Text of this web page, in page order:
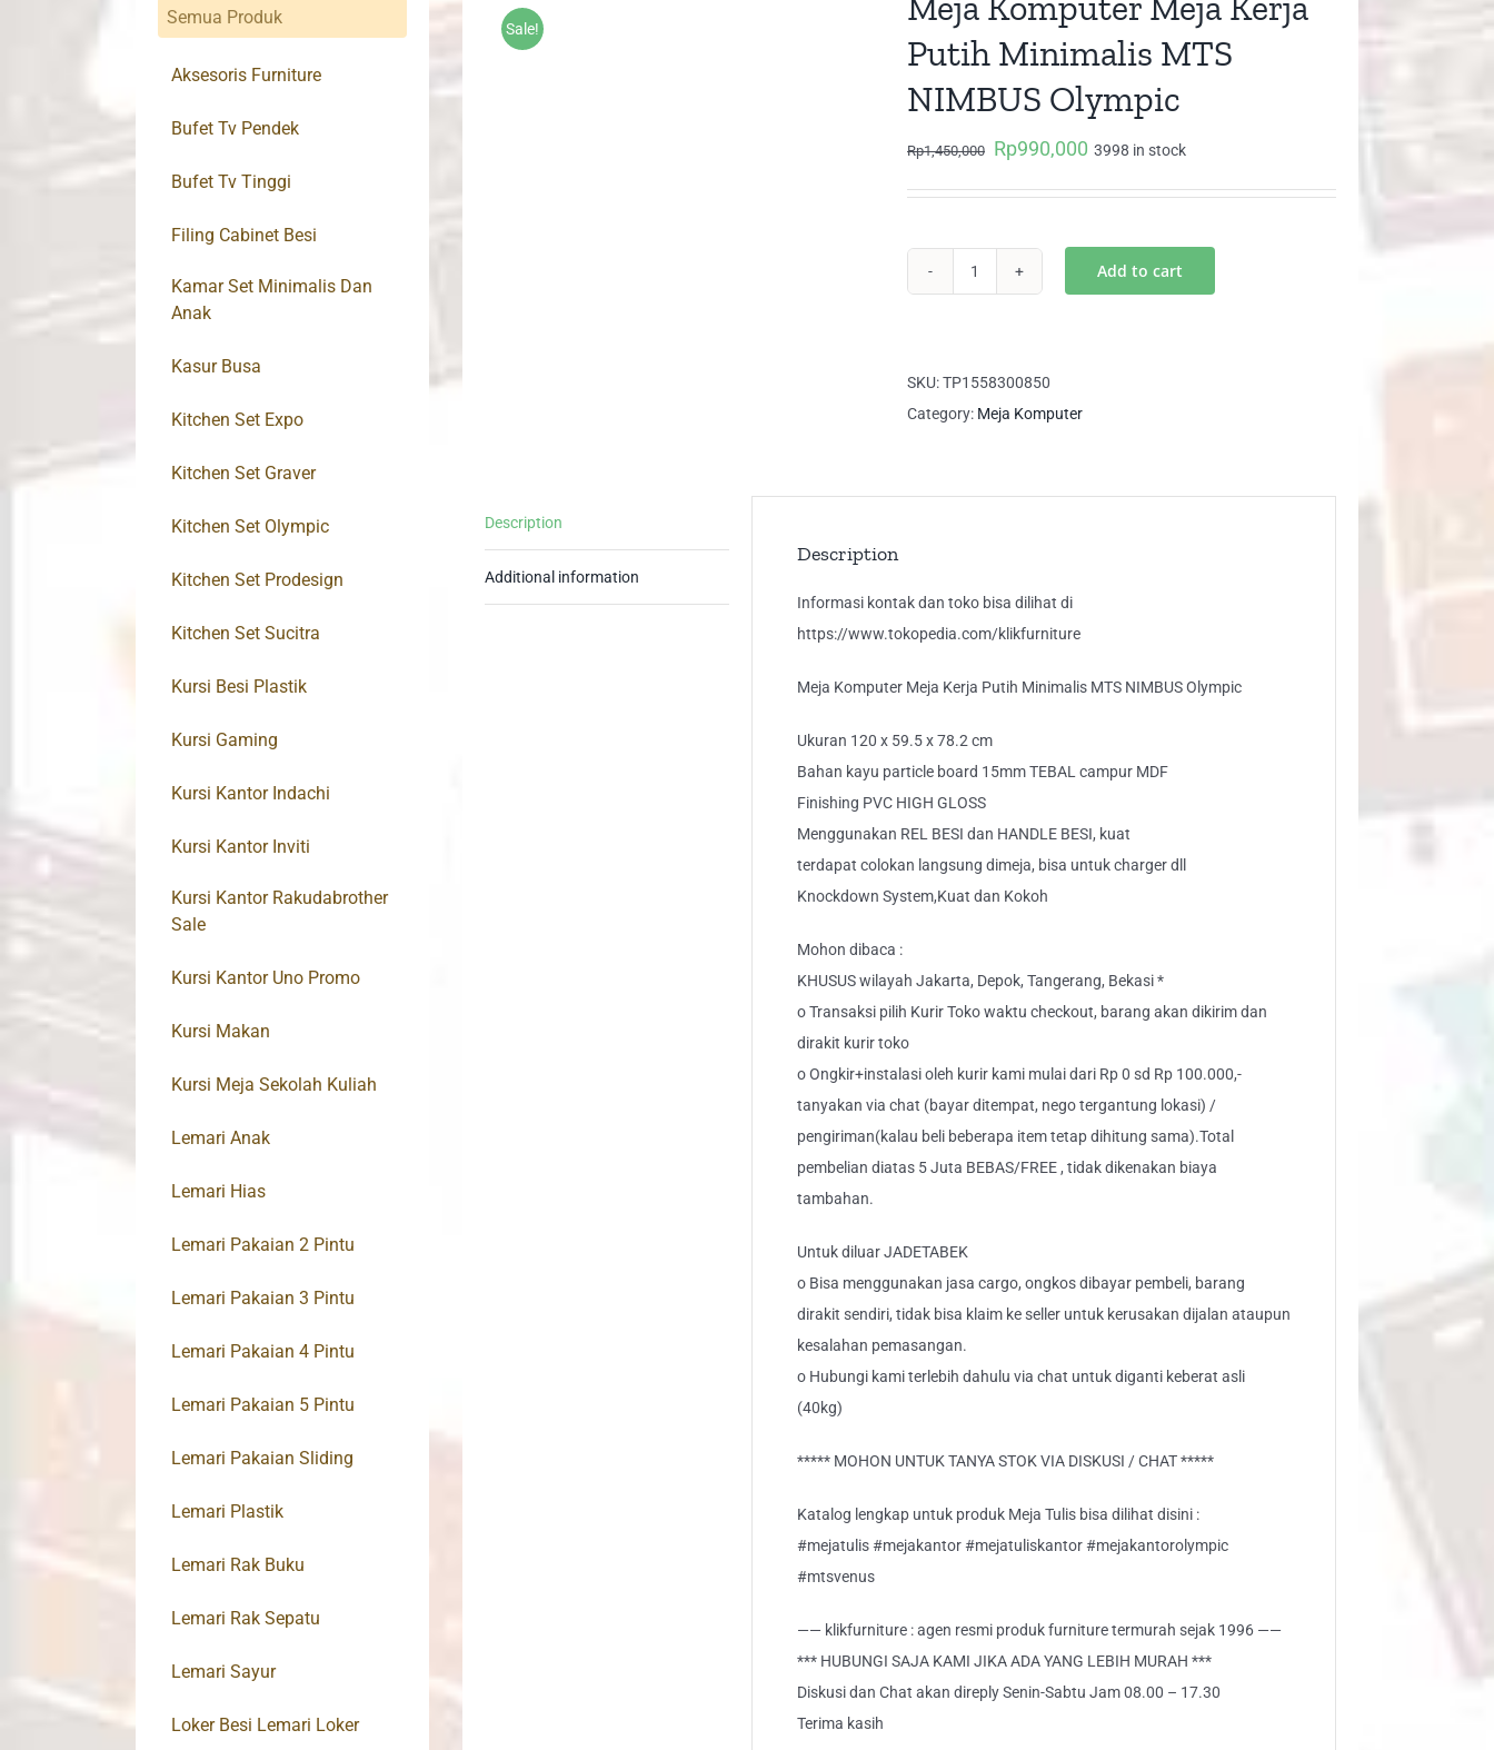
Sale!
Putih Minimalis MTS
NIMBUS Olympic
Rp1,450,000
Original
Rp990,000 Current
3998 in stock
Kerja
Putih
NIMBUS
Add to cart
SKU:TP1558300850
Category: Meja Komputer
Description
Additional information
Description
Informasi kontak dan toko bisa dilihat di
https://www.tokopedia.com/klikfurniture
Meja Komputer Meja Kerja Putih Minimalis MTS NIMBUS Olympic
Ukuran 120 x 59.5 x 78.2 cm
Bahan kayu particle board 15mm TEBAL campur MDF
Finishing PVC HIGH GLOSS
Menggunakan REL BESI dan HANDLE BESI, kuat
terdapat colokan langsung dimeja, bisa untuk charger dll
Knockdown System,Kuat dan Kokoh
Mohon dibaca :
KHUSUS wilayah Jakarta, Depok, Tangerang, Bekasi *
o Transaksi pilih Kurir Toko waktu checkout, barang akan dikirim dan
dirakit kurir toko
o Ongkir+instalasi oleh kurir kami mulai dari Rp 0 sd Rp 100.000,-
tanyakan via chat (bayar ditempat, nego tergantung lokasi) /
pengiriman(kalau beli beberapa item tetap dihitung sama).Total
pembelian diatas 5 Juta BEBAS/FREE , tidak dikenakan biaya
tambahan.
Untuk diluar JADETABEK
o Bisa menggunakan jasa cargo, ongkos dibayar pembeli, barang
dirakit sendiri, tidak bisa klaim ke seller untuk kerusakan dijalan ataupun
kesalahan pemasangan.
o Hubungi kami terlebih dahulu via chat untuk diganti keberat asli
(40kg)
***** MOHON UNTUK TANYA STOK VIA DISKUSI / CHAT *****
Katalog lengkap untuk produk Meja Tulis bisa dilihat disini :
#mejatulis #mejakantor #mejatuliskantor #mejakantorolympic
#mtsvenus
—— klikfurniture : agen resmi produk furniture termurah sejak 1996 ——
*** HUBUNGI SAJA KAMI JIKA ADA YANG LEBIH MURAH ***
Diskusi dan Chat akan direply Senin-Sabtu Jam 08.00 – 17.30
Terima kasih
Semua Produk
Aksesoris Furniture
Bufet Tv Pendek
Bufet Tv Tinggi
Filing Cabinet Besi
Kamar Set Minimalis Dan
Anak
Kasur Busa
Kitchen Set Expo
Kitchen Set Graver
Kitchen Set Olympic
Kitchen Set Prodesign
Kitchen Set Sucitra
Kursi Besi Plastik
Kursi Gaming
Kursi Kantor Indachi
Kursi Kantor Inviti
Kursi Kantor Rakudabrother
Sale
Kursi Kantor Uno Promo
Kursi Makan
Kursi Meja Sekolah Kuliah
Lemari Anak
Lemari Hias
Lemari Pakaian 2 Pintu
Lemari Pakaian 3 Pintu
Lemari Pakaian 4 Pintu
Lemari Pakaian 5 Pintu
Lemari Pakaian Sliding
Lemari Plastik
Lemari Rak Buku
Lemari Rak Sepatu
Lemari Sayur
Loker Besi Lemari Loker